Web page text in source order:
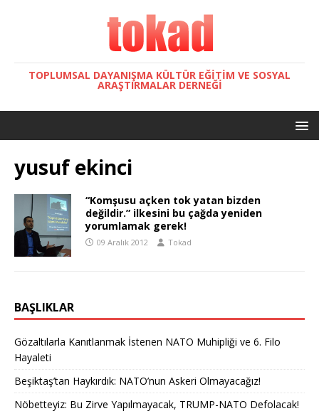
TOPLUMSAL DAYANIŞMA KÜLTÜR EĞITIM VE SOSYAL
ARAŞTIRMALAR DERNEĞI
yusuf ekinci
“Komşusu açken tok yatan bizden
değildir.” ilkesini bu çağda yeniden
yorumlamak gerek!
09 Aralık 2012 Tokad
BAŞLIKLAR
Gözaltılarla Kanıtlanmak İstenen NATO Muhipliği ve 6. Filo
Hayaleti
Beşiktaş’tan Haykırdık: NATO’nun Askeri Olmayacağız!
Nöbetteyiz: Bu Zirve Yapılmayacak, TRUMP-NATO Defolacak!